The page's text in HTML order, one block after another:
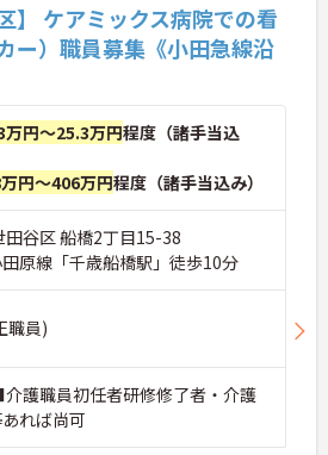
】 ケアミックス病院での看
ー）職員募集《小田急線沿
万円～25.3万円程度（諸手当込
円～406万円程度（諸手当込み）
田谷区 船橋2丁目15-38
原線「千歳船橋駅」徒歩10分
職員)
護職員初任者研修修了者・介護
れば尚可